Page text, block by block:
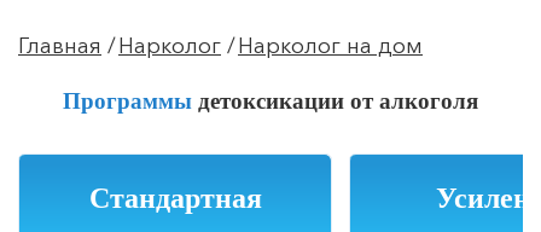
Главная Нарколог Нарколог на дом
Программы детоксикации от алкоголя
Стандартная